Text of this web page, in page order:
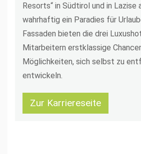
Resorts“ in Südtirol und in Lazise
wahrhaftig ein Paradies für
Fassaden bieten die drei
Mitarbeitern erstklassige
Möglichkeiten, sich selbst zu
entwickeln.
Zur Karriereseite